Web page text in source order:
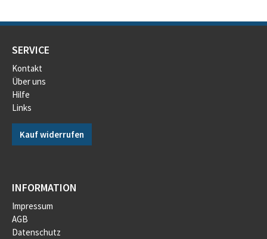
SERVICE
Kontakt
Über uns
Hilfe
Links
Kauf widerrufen
INFORMATION
Impressum
AGB
Datenschutz